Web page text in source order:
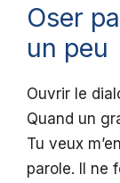
Oser
un peu
Ouvrir le
Quand un
Tu veux
parole. Il ne